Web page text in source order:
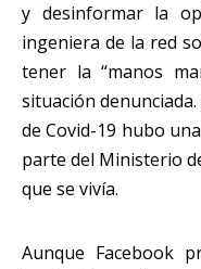
y desinformar la
ingeniera de la red
tener la “manos
situación
de Covid-19 hubo
parte del Ministerio
que se vivía.
Aunque Facebook